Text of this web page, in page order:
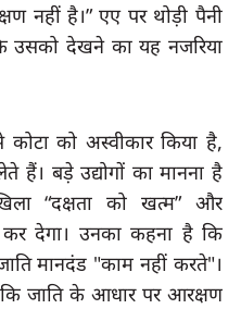
नहीं है।” एए पर थोड़ी पैनी
उसको देखने का यह नजरिया
कोटा को अस्वीकार किया है
बड़े उद्योगों का मानना है
“दक्षता को खत्म” और
कर देगा। उनका कहना है कि
मानदंड "काम नहीं करते"।
कि जाति के आधार पर आरक्षण